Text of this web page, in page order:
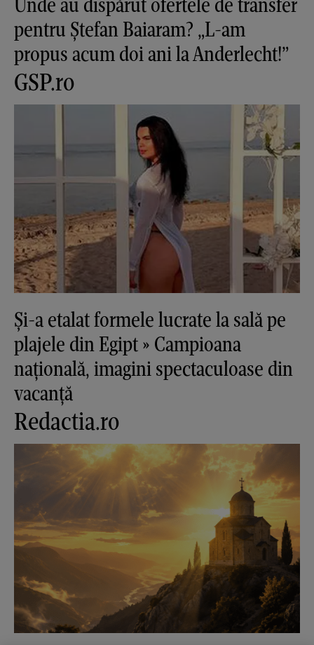
pentru Ștefan Baiaram? „L-am
propus acum doi ani la Anderlecht!”
GSP.ro
Și-a etalat formele lucrate la sală pe
plajele din Egipt » Campioana
națională, imagini spectaculoase din
vacanță
Redactia.ro